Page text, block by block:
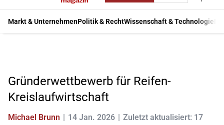
Markt & UnternehmenPolitik & RechtWissenschaft & Technologie
Gründerwettbewerb für Reifen-
Kreislaufwirtschaft
Michael Brunn 14 Jan. 2026
Zuletzt aktualisiert: 17